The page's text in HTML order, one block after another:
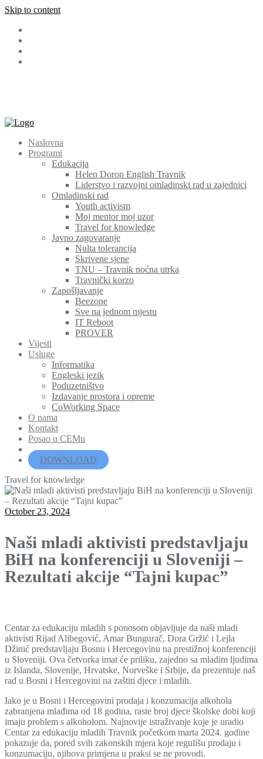
Skip to content
Naslovna
Programi
Edukacija
Helen Doron English Travnik
Liderstvo i razvojni omladinski rad u zajednici
Omladinski rad
Youth activism
Moj mentor moj uzor
Travel for knowledge
Javno zagovaranje
Nulta tolerancija
Skrivene sjene
TNU – Travnik noćna utrka
Travnički korzo
Zapošljavanje
Beezone
Sve na jednom mjestu
IT Reboot
PROVER
Vijesti
Usluge
Informatika
Engleski jezik
Poduzetništvo
Izdavanje prostora i opreme
CoWorking Space
O nama
Kontakt
Posao u CEMu
DOWNLOAD
Travel for knowledge
October 23, 2024
Naši mladi aktivisti predstavljaju
BiH na konferenciji u Sloveniji –
Rezultati akcije “Tajni kupac”
Centar za edukaciju mladih s ponosom objavljuje da naši mladi
aktivisti Rijad Alibegović, Amar Bungurač, Dora Gržić i Lejla
Džinić predstavljaju Bosnu i Hercegovinu na prestižnoj konferenciji
u Sloveniji. Ova četvorka imat će priliku, zajedno sa mladim ljudima
iz Islanda, Slovenije, Hrvatske, Norveške i Srbije, da prezentuje naš
rad u Bosni i Hercegovini na zaštiti djece i mladih.
Iako je u Bosni i Hercegovini prodaja i konzumacija alkohola
zabranjena mlađima od 18 godina, raste broj djece školske dobi koji
imaju problem s alkoholom. Najnovije istraživanje koje je uradio
Centar za edukaciju mladih Travnik početkom marta 2024. godine
pokazuje da, pored svih zakonskih mjera koje regulišu prodaju i
konzumaciju, njihova primjena u praksi se ne provodi.